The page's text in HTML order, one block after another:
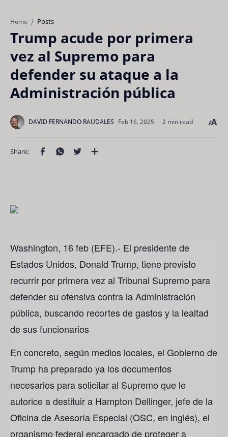
Home Posts
Trump acude por primera
vez al Supremo para
defender su ataque a la
Administración pública
2 min read
Washington, 16 feb (EFE).- El presidente de
Estados Unidos, Donald Trump, tiene previsto
recurrir por primera vez al Tribunal Supremo para
defender su ofensiva contra la Administración
pública, buscando recortes de gastos y la lealtad
de sus funcionarios
En concreto, según medios locales, el Gobierno de
Trump ha preparado ya los documentos
necesarios para solicitar al Supremo que le
autorice a destituir a Hampton Dellinger, jefe de la
Oficina de Asesoría Especial (OSC, en inglés), el
organismo federal encargado de proteger a